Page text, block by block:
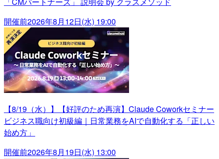
開催前2026年8月12日(水) 19:00
【8/19（水）】【好評のため再演】Claude Coworkセミナー
ビジネス職向け初級編｜日常業務をAIで自動化する「正しい
始め方」
開催前2026年8月19日(水) 13:00